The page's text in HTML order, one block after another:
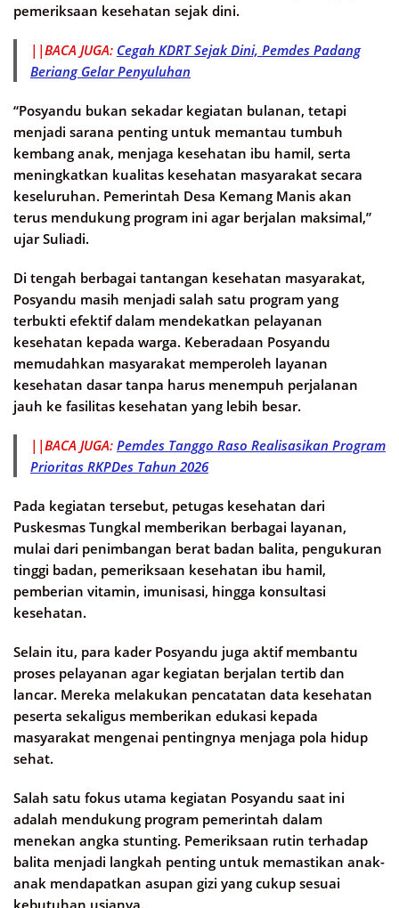
pemeriksaan kesehatan sejak dini.
||BACA JUGA: Cegah KDRT Sejak Dini, Pemdes Padang
Beriang Gelar Penyuluhan
“Posyandu bukan sekadar kegiatan bulanan, tetapi
menjadi sarana penting untuk memantau tumbuh
kembang anak, menjaga kesehatan ibu hamil, serta
meningkatkan kualitas kesehatan masyarakat secara
keseluruhan. Pemerintah Desa Kemang Manis akan
terus mendukung program ini agar berjalan maksimal,”
ujar Suliadi.
Di tengah berbagai tantangan kesehatan masyarakat,
Posyandu masih menjadi salah satu program yang
terbukti efektif dalam mendekatkan pelayanan
kesehatan kepada warga. Keberadaan Posyandu
memudahkan masyarakat memperoleh layanan
kesehatan dasar tanpa harus menempuh perjalanan
jauh ke fasilitas kesehatan yang lebih besar.
||BACA JUGA: Pemdes Tanggo Raso Realisasikan Program
Prioritas RKPDes Tahun 2026
Pada kegiatan tersebut, petugas kesehatan dari
Puskesmas Tungkal memberikan berbagai layanan,
mulai dari penimbangan berat badan balita, pengukuran
tinggi badan, pemeriksaan kesehatan ibu hamil,
pemberian vitamin, imunisasi, hingga konsultasi
kesehatan.
Selain itu, para kader Posyandu juga aktif membantu
proses pelayanan agar kegiatan berjalan tertib dan
lancar. Mereka melakukan pencatatan data kesehatan
peserta sekaligus memberikan edukasi kepada
masyarakat mengenai pentingnya menjaga pola hidup
sehat.
Salah satu fokus utama kegiatan Posyandu saat ini
adalah mendukung program pemerintah dalam
menekan angka stunting. Pemeriksaan rutin terhadap
balita menjadi langkah penting untuk memastikan anak-
anak mendapatkan asupan gizi yang cukup sesuai
kebutuhan usianya.